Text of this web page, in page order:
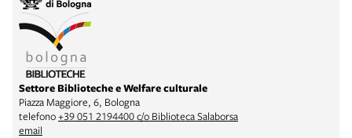
Settore Biblioteche e Welfare culturale
Piazza Maggiore, 6, Bologna
telefono+39 051 2194400 c/o Biblioteca Salaborsa
email